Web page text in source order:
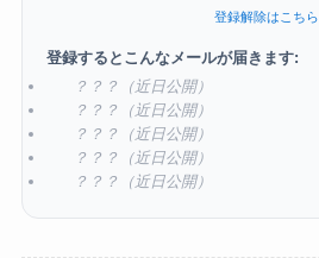
登録解除はこちら
登録するとこんなメールが届きます:
？？？（近日公開）
？？？（近日公開）
？？？（近日公開）
？？？（近日公開）
？？？（近日公開）